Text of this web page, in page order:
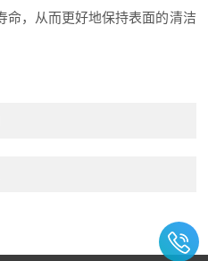
命，从而更好地保持表面的清洁